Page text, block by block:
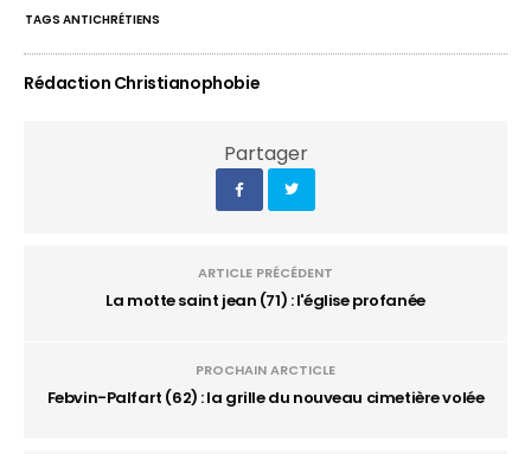
TAGS ANTICHRÉTIENS
Rédaction Christianophobie
Partager
ARTICLE PRÉCÉDENT
La motte saint jean (71) : l'église profanée
PROCHAIN ARCTICLE
Febvin-Palfart (62) : la grille du nouveau cimetière volée